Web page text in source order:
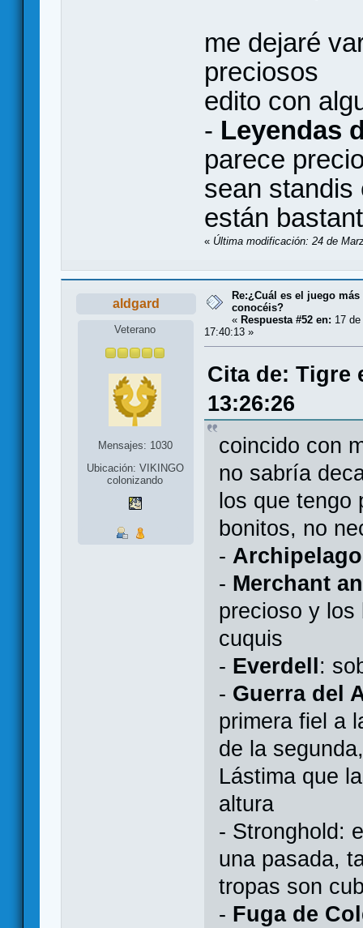
me dejaré
preciosos
edito con
- Leyendas
parece
sean standis
están
« Última modificación: 24 de
aldgard
Veterano
Mensajes: 1030
Ubicación: VIKINGO
colonizando
Re:¿Cuál es el juego
conocéis?
« Respuesta #52 en: 17
17:40:13 »
Cita de: Tigre
13:26:26
coincido con
no sabría
los que tengo
bonitos, no
-Archipelago
- Merchant
precioso y los
cuquis
- Everdell :
- Guerra del
primera fiel a
de la
Lástima que
altura
- Stronghold:
una pasada,
tropas son
- Fuga de